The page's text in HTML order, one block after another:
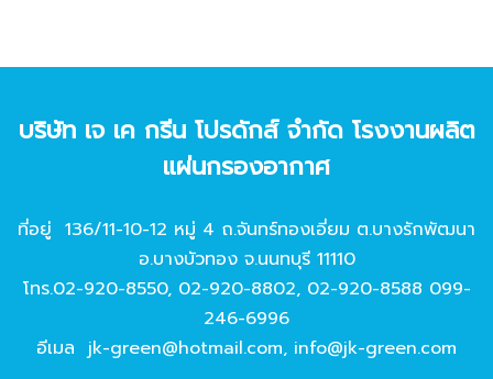
บริษัท เจ เค กรีน โปรดักส์ จํากัด โรงงานผลิต
แผ่นกรองอากาศ
ที่อยู่ 136/11-10-12 หมู่ 4 ถ.จันทร์ทองเอี่ยม ต.บางรักพัฒนา
อ.บางบัวทอง จ.นนทบุรี 11110
โทร.02-920-8550, 02-920-8802, 02-920-8588 099-
246-6996
อีเมล jk-green@hotmail.com, info@jk-green.com